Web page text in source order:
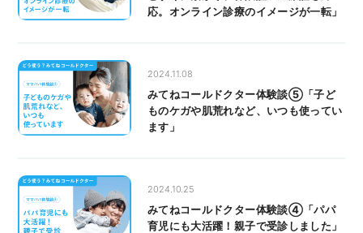
応。オンライン診療のイメージが一転」
2024.11.08
みてねコールドクター体験談⑤「子ど
ものケガや肌荒れなど、いつも使ってい
ます」
2024.10.25
みてねコールドクター体験談④「パパ
育児にも大活躍！親子で受診しました」